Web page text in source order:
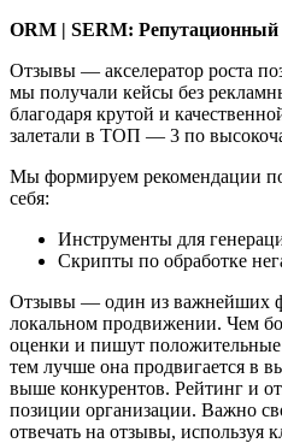
ORM | SERM: Репутационный
Отзывы — акселератор роста
мы получали кейсы без
благодаря крутой и
залетали в ТОП — 3 по
Мы формируем рекомендации
себя:
Инструменты для
Скрипты по обработке
Отзывы — один из важнейших
локальном продвижении. Чем
оценки и пишут
тем лучше она продвигается в
выше конкурентов. Рейтинг и
позиции организации. Важно
отвечать на отзывы, используя